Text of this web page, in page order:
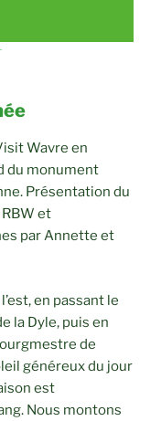
Wavre en
du monument
Présentation du
et
par Annette et
en passant le
la Dyle, puis en
de
généreux du jour
est
Nous montons